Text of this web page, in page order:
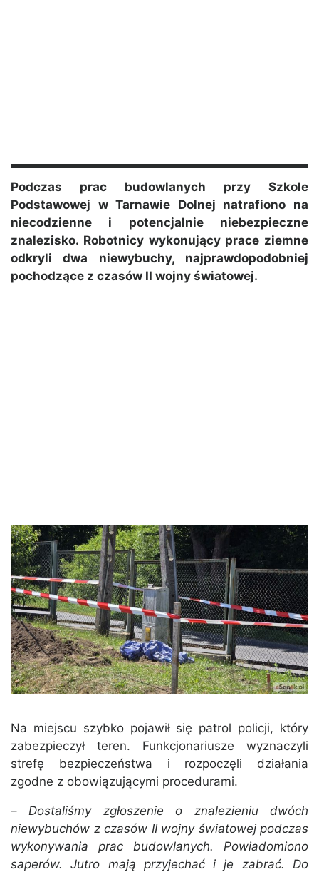
Podczas prac budowlanych przy Szkole
Podstawowej w Tarnawie Dolnej natrafiono na
niecodzienne i potencjalnie niebezpieczne
znalezisko. Robotnicy wykonujący prace ziemne
odkryli dwa niewybuchy, najprawdopodobniej
pochodzące z czasów II wojny światowej.
Na miejscu szybko pojawił się patrol policji, który
zabezpieczył teren. Funkcjonariusze wyznaczyli
strefę bezpieczeństwa i rozpoczęli działania
zgodne z obowiązującymi procedurami.
– Dostaliśmy zgłoszenie o znalezieniu dwóch
niewybuchów z czasów II wojny światowej podczas
wykonywania prac budowlanych. Powiadomiono
saperów. Jutro mają przyjechać i je zabrać. Do